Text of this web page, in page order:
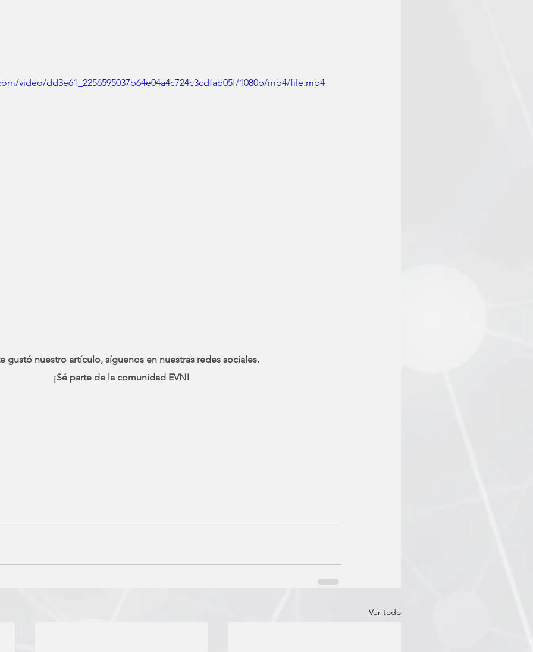
video/dd3e61_2256595037b64e04a4c724c3cdfab05f/1080p/mp4/file.mp4
gustó nuestro artículo, síguenos en nuestras redes sociales.
¡Sé parte de la comunidad EVN!
Ver todo